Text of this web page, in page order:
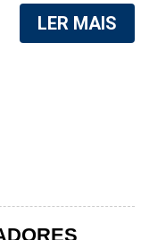
A
do corpo de
Cada foto, no
reais). A
LER MAIS